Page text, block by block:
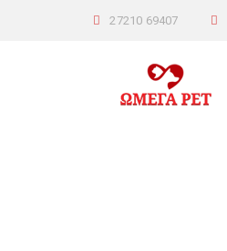
27210 69407